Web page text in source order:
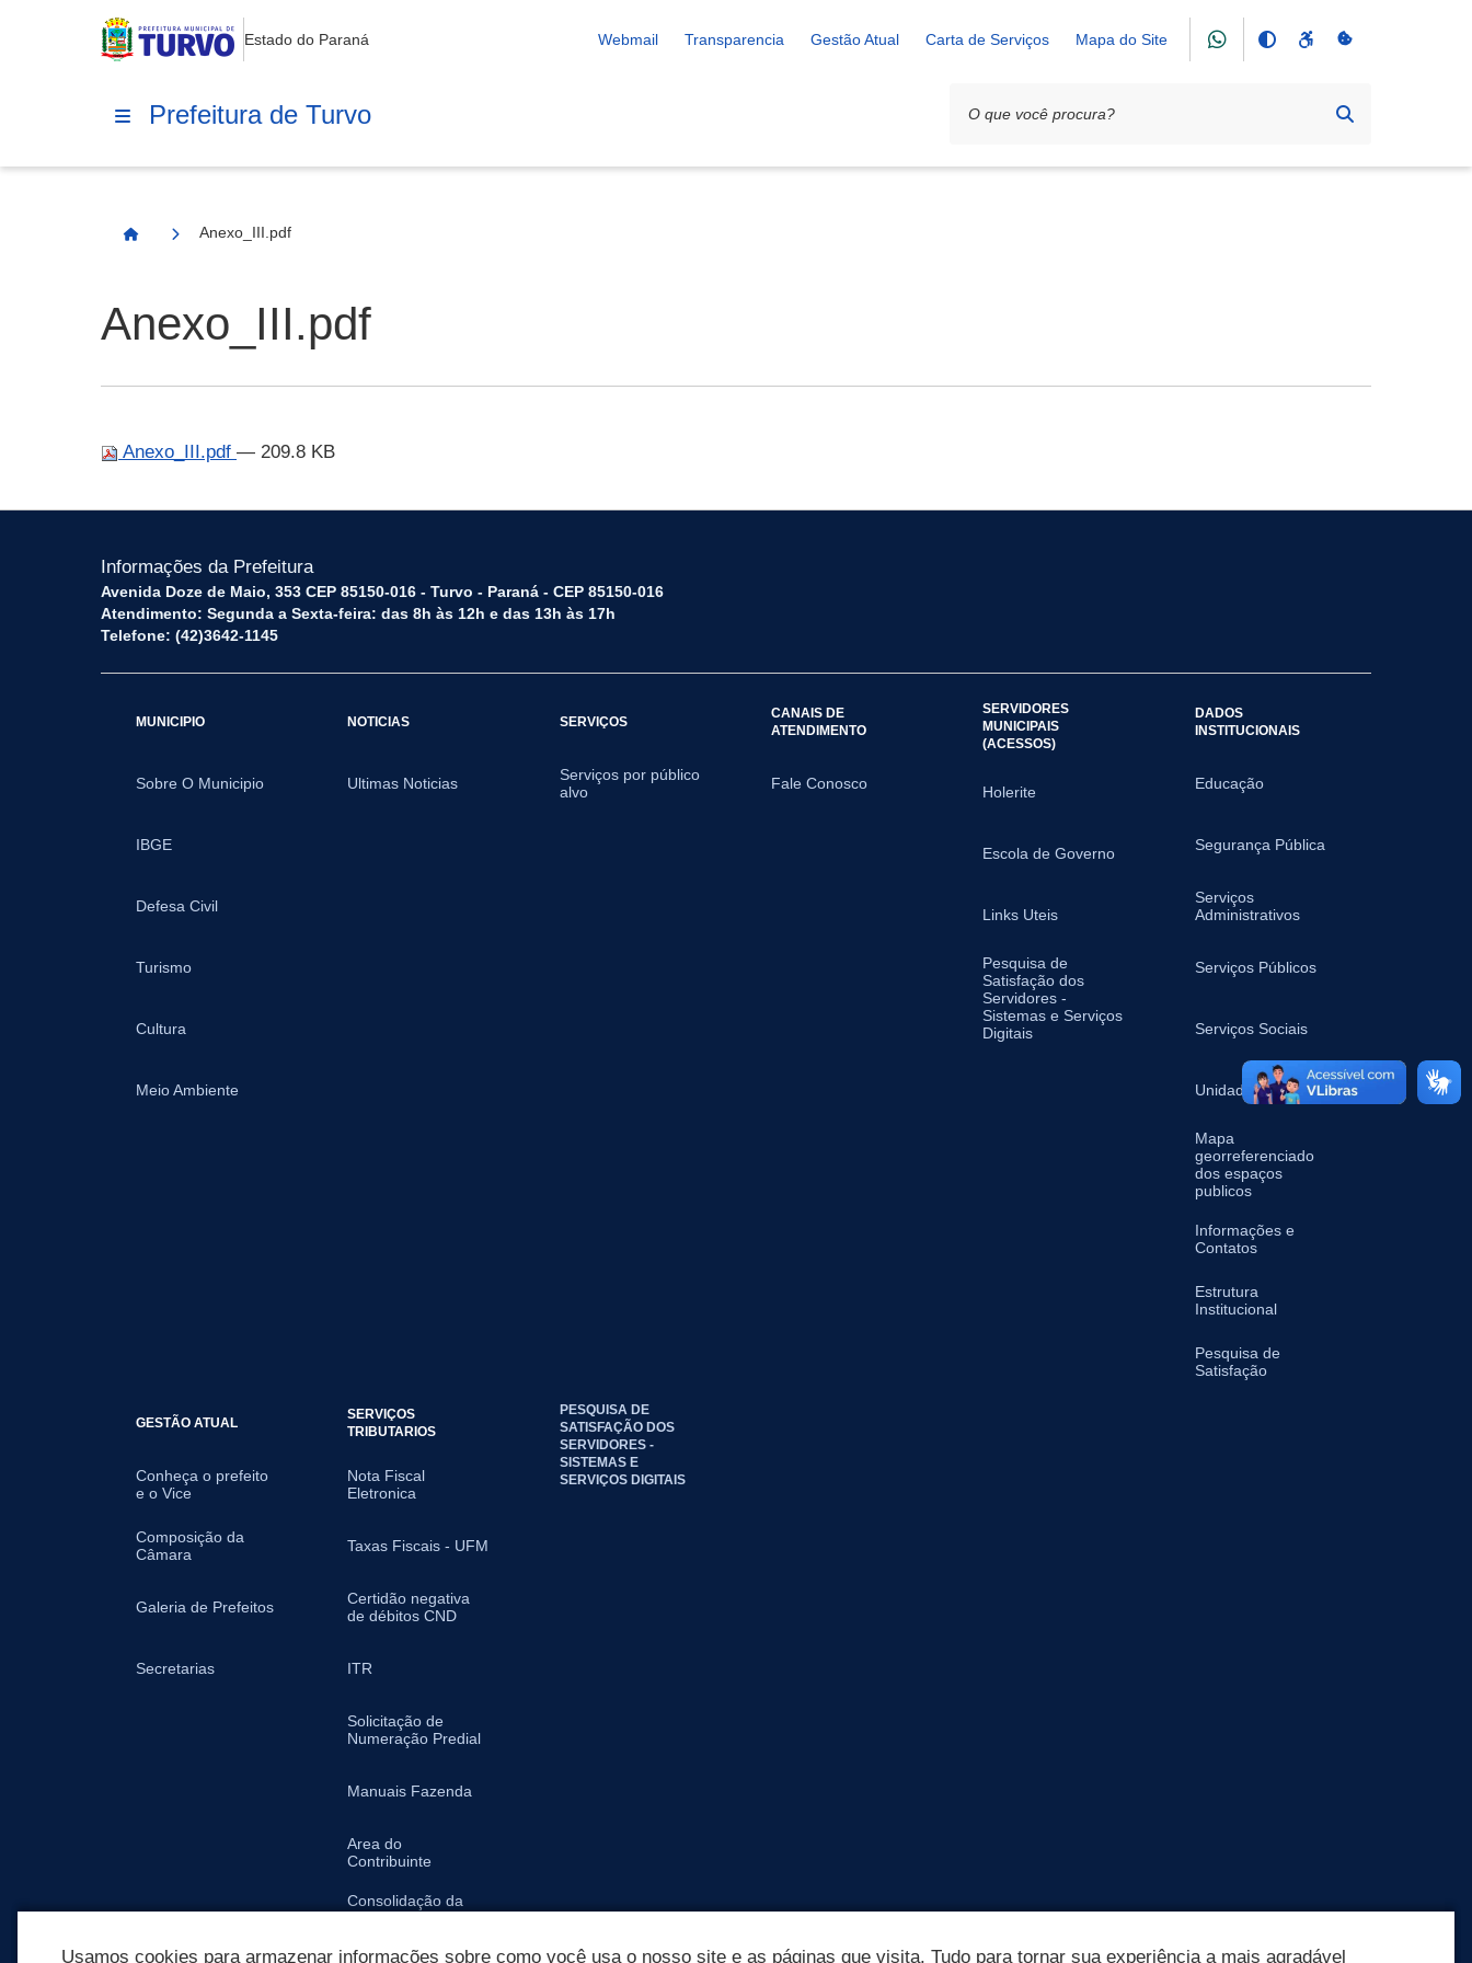
Estado do Paraná Webmail Transparencia Gestão Atual Carta de Serviços Mapa do Site
Prefeitura de Turvo
Página Inicial
Anexo_III.pdf
Anexo_III.pdf
Anexo_III.pdf — 209.8 KB
Informações da Prefeitura
Avenida Doze de Maio, 353 CEP 85150-016 - Turvo - Paraná - CEP 85150-016
Atendimento: Segunda a Sexta-feira: das 8h às 12h e das 13h às 17h
Telefone: (42)3642-1145
MUNICIPIO
Sobre O Municipio
IBGE
Defesa Civil
Turismo
Cultura
Meio Ambiente
NOTICIAS
Ultimas Noticias
SERVIÇOS
Serviços por público
alvo
CANAIS DE
ATENDIMENTO
Fale Conosco
SERVIDORES
MUNICIPAIS
(ACESSOS)
Holerite
Escola de Governo
Links Uteis
Pesquisa de
Satisfação dos
Servidores -
Sistemas e Serviços
Digitais
DADOS
INSTITUCIONAIS
Educação
Segurança Pública
Serviços
Administrativos
Serviços Públicos
Serviços Sociais
Unidades de Saúde
Mapa
georreferenciado
dos espaços
publicos
Informações e
Contatos
Estrutura
Institucional
Pesquisa de
Satisfação
GESTÃO ATUAL
Conheça o prefeito
e o Vice
Composição da
Câmara
Galeria de Prefeitos
Secretarias
SERVIÇOS
TRIBUTARIOS
Nota Fiscal
Eletronica
Taxas Fiscais - UFM
Certidão negativa
de débitos CND
ITR
Solicitação de
Numeração Predial
Manuais Fazenda
Area do
Contribuinte
Consolidação da
PESQUISA DE
SATISFAÇÃO DOS
SERVIDORES -
SISTEMAS E
SERVIÇOS DIGITAIS
Usamos cookies para armazenar informações sobre como você usa o nosso site e as páginas que visita. Tudo para tornar sua experiência a mais agradável